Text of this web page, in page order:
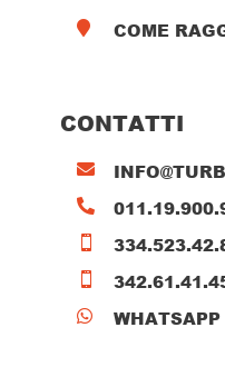
 COME
CONTATTI




 WHATSAPP